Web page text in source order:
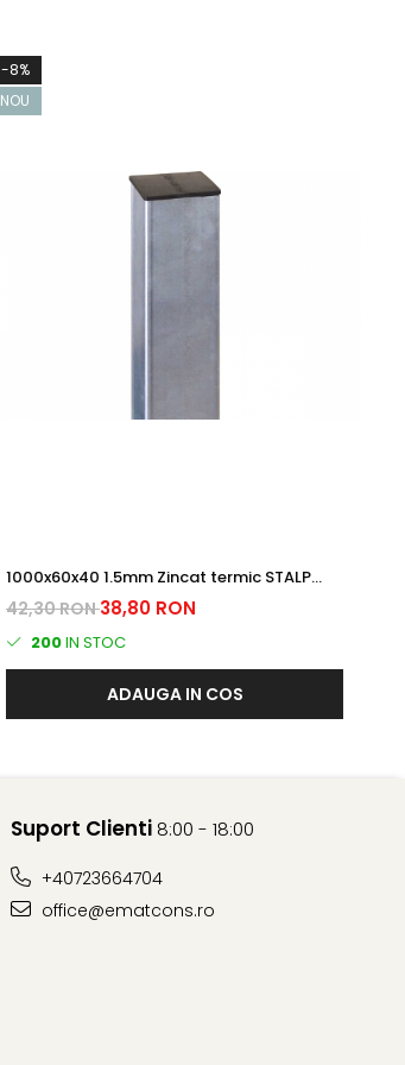
-8%
NOU
1000x60x40 1.5mm Zincat termic STALP
GARD
42,30 RON38,80 RON
200IN STOC
ADAUGA IN COS
Suport Clienti 8:00 - 18:00
+40723664704
office@ematcons.ro